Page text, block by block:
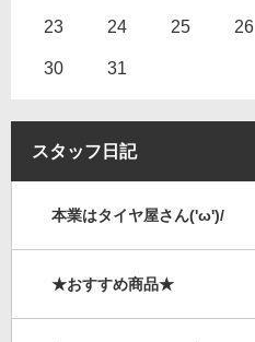
23 24 25 26
30 31
スタッフ日記
本業はタイヤ屋さん('ω')/
★おすすめ商品★